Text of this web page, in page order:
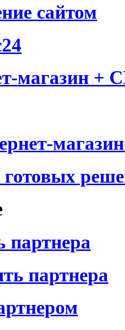
сайтом
магазин +
готовых
партнера
партнера